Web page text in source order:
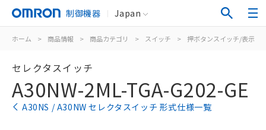
制御機器 Japan
ホーム > 商品情報 > 商品カテゴリ > スイッチ > 押ボタンスイッチ/表示灯
セレクタスイッチ
A30NW-2ML-TGA-G202-GE
A30NS / A30NW セレクタスイッチ 形式仕様一覧